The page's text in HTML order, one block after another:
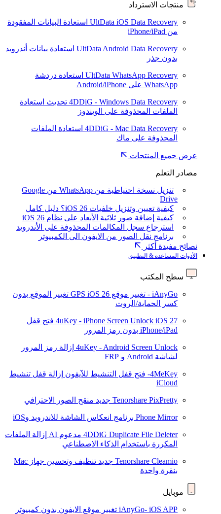
منتجات الاسترداد
UltData iOS Data Recovery استعادة البيانات المفقودة
من iPhone/iPad
UltData Android Data Recovery استعادة بيانات أندرويد
بدون جذر
UltData WhatsApp Recovery استعادة دردشة
WhatsApp على Android/iPhone
4DDiG - Windows Data Recovery تحديث استعادة
الملفات المحذوفة على الويندوز
4DDiG - Mac Data Recovery استعادة الملفات
المحذوفة على ماك
عرض جميع المنتجات
مصادر التعلم
تنزيل نسخة احتياطية من WhatsApp من Google
Drive
كيفية تعيين وتنزيل خلفيات iOS 26؟ دليل كامل
كيفية إضافة صور ثلاثية الأبعاد على نظام iOS 26
استرجاع سجل المكالمات المحذوفة على الأندرويد
برنامج نقل الصور من الايفون الى الكمبيوتر
نصائح مفيدة أكثر
الأدوات المساعدة & التطبيق
سطح المكتب
iAnyGo - تغيير موقع GPS iOS 26
تغيير الموقع بدون
كسر الحماية/الروت
4uKey - iPhone Screen Unlock iOS 27
فتح قفل
iPhone/iPad بدون رمز المرور
4uKey - Android Screen Unlock إزالة رمز المرور
لشاشة Android و FRP
4MeKey- فتح قفل التنشيط للآيفون
إزالة قفل تنشيط
iCloud
Tenorshare PixPretty جديد منقح الصور الاحترافي
Phone Mirror برنامج انعكاس الشاشة للاندرويد وiOS
4DDiG Duplicate File Deleter مدعوم AI
إزالة الملفات
المكررة باستخدام الذكاء الاصطناعي
Tenorshare Cleamio جديد
تنظيف وتحسين جهاز Mac
بنقرة واحدة
موبايل
iAnyGo- iOS APP تغيير موقع الايفون بدون كمبيوتر